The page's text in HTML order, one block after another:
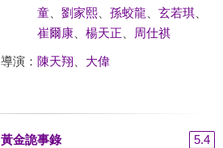
童、 劉家熙、 孫蛟龍 玄若琪、
崔爾康、 楊天正 周仕祺
導演： 陳天翔 大偉
黃金詭事錄
5.4